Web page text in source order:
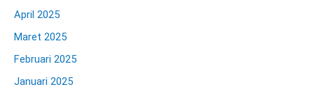
April 2025
Maret 2025
Februari 2025
Januari 2025